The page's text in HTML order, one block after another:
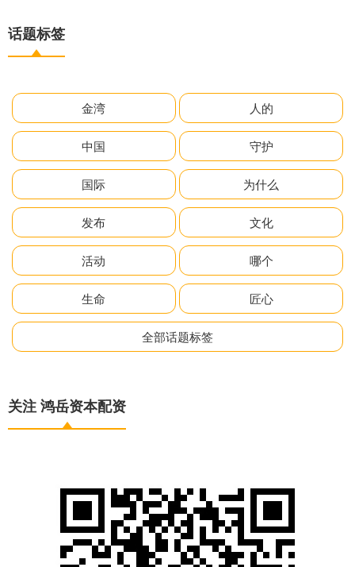
话题标签
金湾 人的
中国 守护
国际 为什么
发布 文化
活动 哪个
生命 匠心
全部话题标签
关注 鸿岳资本配资